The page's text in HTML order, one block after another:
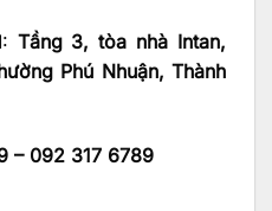
Tầng 3, tòa nhà Intan,
Phú Nhuận, Thành
– 092 317 6789